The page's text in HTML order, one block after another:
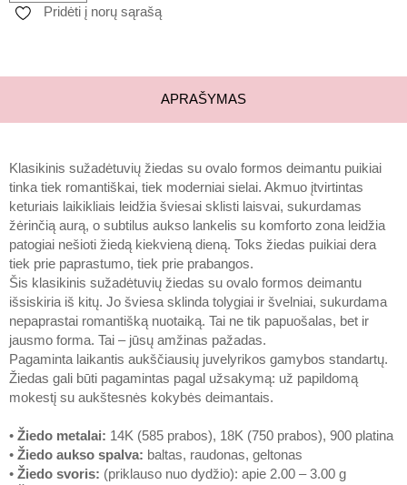
Pridėti į norų sąrašą
APRAŠYMAS
Klasikinis sužadėtuvių žiedas su ovalo formos deimantu puikiai
tinka tiek romantiškai, tiek moderniai sielai. Akmuo įtvirtintas
keturiais laikikliais leidžia šviesai sklisti laisvai, sukurdamas
žėrinčią aurą, o subtilus aukso lankelis su komforto zona leidžia
patogiai nešioti žiedą kiekvieną dieną. Toks žiedas puikiai dera
tiek prie paprastumo, tiek prie prabangos.
Šis klasikinis sužadėtuvių žiedas su ovalo formos deimantu
išsiskiria iš kitų. Jo šviesa sklinda tolygiai ir švelniai, sukurdama
nepaprastai romantišką nuotaiką. Tai ne tik papuošalas, bet ir
jausmo forma. Tai – jūsų amžinas pažadas.
Pagaminta laikantis aukščiausių juvelyrikos gamybos standartų.
Žiedas gali būti pagamintas pagal užsakymą: už papildomą
mokestį su aukštesnės kokybės deimantais.
• Žiedo metalai: 14K (585 prabos), 18K (750 prabos), 900 platina
• Žiedo aukso spalva: baltas, raudonas, geltonas
• Žiedo svoris: (priklauso nuo dydžio): apie 2.00 – 3.00 g